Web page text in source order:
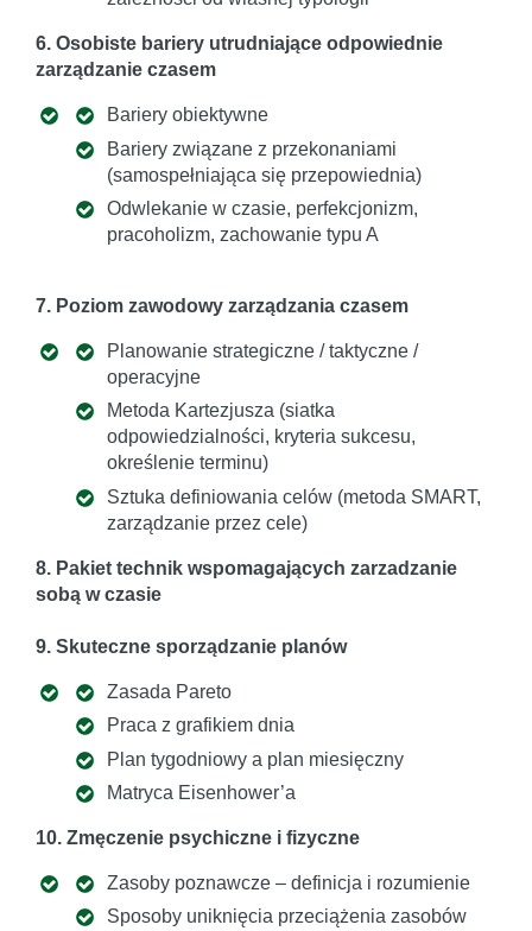
6. Osobiste bariery utrudniające odpowiednie
zarządzanie czasem
Bariery obiektywne
Bariery związane z przekonaniami
(samospełniająca się przepowiednia)
Odwlekanie w czasie, perfekcjonizm,
pracoholizm, zachowanie typu A
7. Poziom zawodowy zarządzania czasem
Planowanie strategiczne / taktyczne /
operacyjne
Metoda Kartezjusza (siatka
odpowiedzialności, kryteria sukcesu,
określenie terminu)
Sztuka definiowania celów (metoda SMART,
zarządzanie przez cele)
8. Pakiet technik wspomagających zarzadzanie
sobą w czasie
9. Skuteczne sporządzanie planów
Zasada Pareto
Praca z grafikiem dnia
Plan tygodniowy a plan miesięczny
Matryca Eisenhower’a
10. Zmęczenie psychiczne i fizyczne
Zasoby poznawcze – definicja i rozumienie
Sposoby uniknięcia przeciążenia zasobów